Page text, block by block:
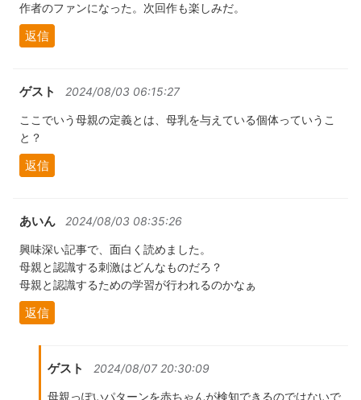
作者のファンになった。次回作も楽しみだ。
返信
ゲスト 2024/08/03 06:15:27
ここでいう母親の定義とは、母乳を与えている個体っていうこ
と？
返信
あいん 2024/08/03 08:35:26
興味深い記事で、面白く読めました。
母親と認識する刺激はどんなものだろ？
母親と認識するための学習が行われるのかなぁ
返信
ゲスト 2024/08/07 20:30:09
母親っぽいパターンを赤ちゃんが検知できるのではないで